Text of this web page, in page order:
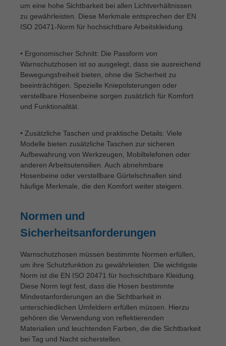
um eine hohe Sichtbarkeit bei allen Lichtverhältnissen
zu gewährleisten. Diese Merkmale entsprechen der EN
ISO 20471-Norm für hochsichtbare Arbeitskleidung.
• Ergonomischer Schnitt: Die Passform von
Warnschutzhosen ist so ausgelegt, dass sie ausreichend
Bewegungsfreiheit bieten, ohne die Sicherheit zu
beeinträchtigen. Spezielle Kniepolsterungen oder
verstellbare Hosenbeine sorgen zusätzlich für Komfort
und Funktionalität.
• Zusätzliche Taschen und praktische Details: Viele
Modelle bieten zusätzliche Taschen zur sicheren
Aufbewahrung von Werkzeugen, Mobiltelefonen oder
anderen Arbeitsutensilien. Auch abnehmbare
Hosenbeine oder verstellbare Gürtelschnallen sind
häufige Merkmale, die den Komfort weiter steigern.
Normen und
Sicherheitsanforderungen
Warnschutzhosen müssen bestimmte Normen erfüllen,
um ihre Schutzfunktion zu gewährleisten. Die wichtigste
Norm ist die EN ISO 20471 für hochsichtbare Kleidung.
Diese Norm legt fest, dass die Hosen bestimmte
Mindestanforderungen an die Sichtbarkeit in
unterschiedlichen Umfeldern erfüllen müssen. Hierzu
gehören die Verwendung von reflektierenden
Materialien und leuchtenden Farben, die die Sichtbarkeit
bei Tag und Nacht sicherstellen.